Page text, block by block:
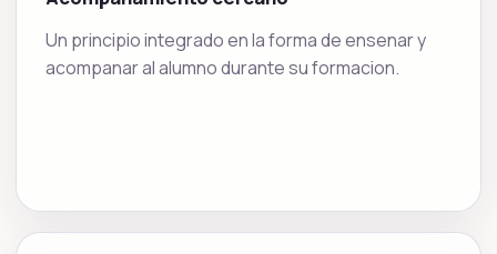
Un principio integrado en la forma de ensenar y
acompanar al alumno durante su formacion.